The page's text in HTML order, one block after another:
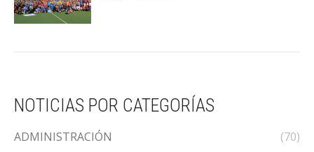
NOTICIAS POR CATEGORÍAS
ADMINISTRACIÓN
(70)